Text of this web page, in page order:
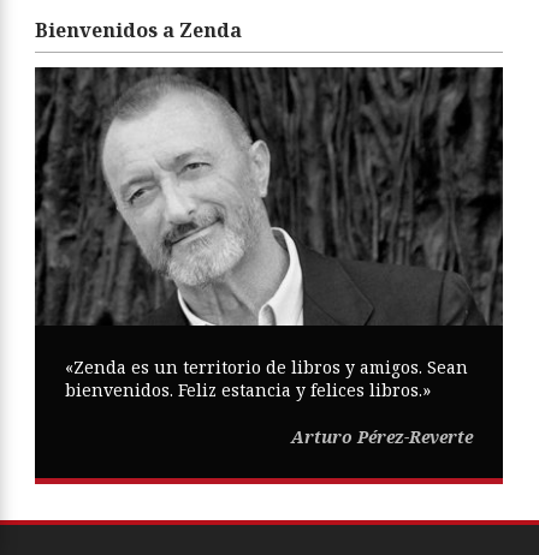
Bienvenidos a Zenda
«Zenda es un territorio de libros y amigos. Sean
bienvenidos. Feliz estancia y felices libros.»
Arturo Pérez-Reverte